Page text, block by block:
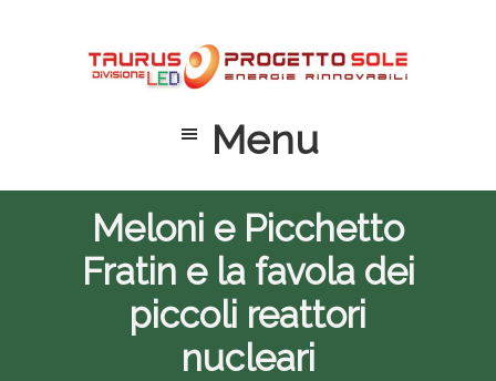
contenuto
Menu
Meloni e Picchetto
Fratin e la favola dei
piccoli reattori
nucleari